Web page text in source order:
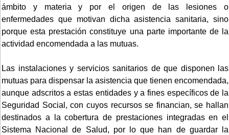
ámbito y materia y por el origen de las lesiones o
enfermedades que motivan dicha asistencia sanitaria, sino
porque esta prestación constituye una parte importante de la
actividad encomendada a las mutuas.
Las instalaciones y servicios sanitarios de que disponen las
mutuas para dispensar la asistencia que tienen encomendada,
aunque adscritos a estas entidades y a fines específicos de la
Seguridad Social, con cuyos recursos se financian, se hallan
destinados a la cobertura de prestaciones integradas en el
Sistema Nacional de Salud, por lo que han de guardar la